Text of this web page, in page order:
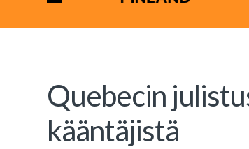
Quebecin
kääntäjistä